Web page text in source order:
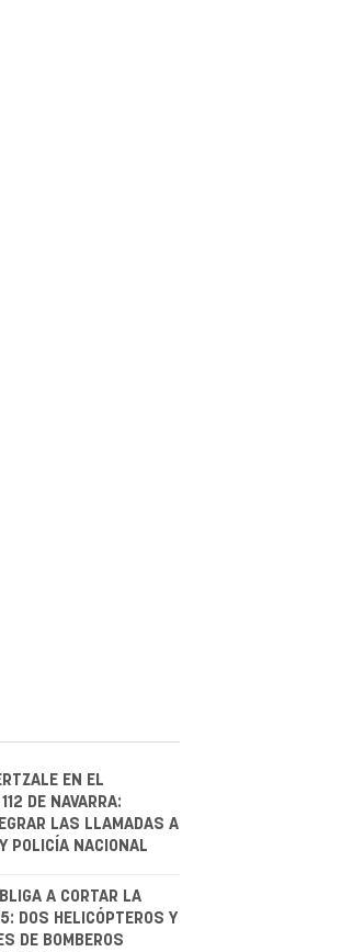
EN EL
DE NAVARRA:
LAS LLAMADAS A
POLICÍA NACIONAL
A CORTAR LA
DOS HELICÓPTEROS Y
DE BOMBEROS